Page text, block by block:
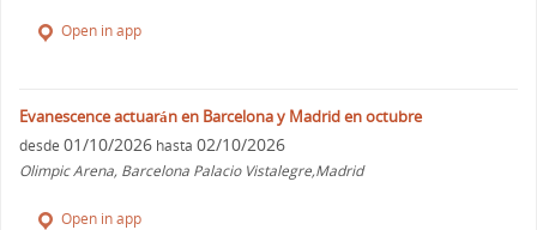
Open in app
Evanescence actuarán en Barcelona y Madrid en octubre
desde 01/10/2026 hasta 02/10/2026
Olimpic Arena, Barcelona Palacio Vistalegre,Madrid
Open in app